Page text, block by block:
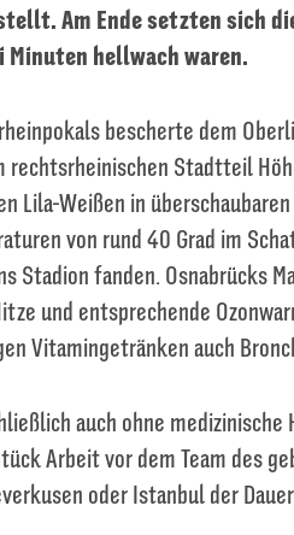
Am Ende setzten sich
Minuten hellwach waren.
bescherte dem
rechtsrheinischen Stadtteil
Lila-Weißen in
von rund 40 Grad im
Stadion fanden. Osnabrücks
und entsprechende
Vitamingetränken auch
auch ohne medizinische
Arbeit vor dem Team des
oder Istanbul der